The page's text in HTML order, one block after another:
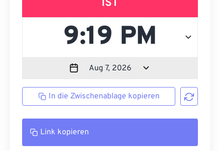
IST
In die Zwischenablage kopieren
Link kopieren